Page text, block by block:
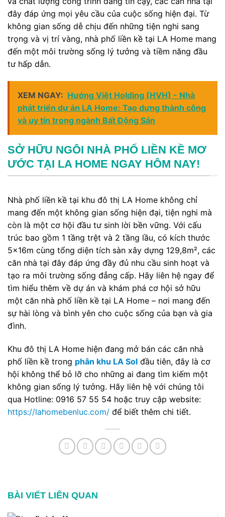
đây đáp ứng mọi yêu cầu của cuộc sống hiện đại. Từ
không gian sống dễ chịu đến những tiện nghi sang
trọng và vị trí vàng, nhà phố liền kề tại LA Home mang
đến một môi trường sống lý tưởng và tiềm năng đầu
tư hấp dẫn.
XEM NGAY: Hướng Việt Holding (HVH) - Nhà
phát triển dự án LA Home: Tạo dựng thành công
và uy tín trong ngành Bất Động Sản
SỞ HỮU NGÔI NHÀ PHỐ LIỀN KỀ MƠ
ƯỚC TẠI LA HOME NGAY HÔM NAY!
Nhà phố liền kề tại khu đô thị LA Home không chỉ
mang đến một không gian sống hiện đại, tiện nghi mà
còn là một cơ hội đầu tư sinh lời bền vững. Với cấu
trúc bao gồm 1 tầng trệt và 2 tầng lầu, có kích thước
5x16m cùng tổng diện tích sàn xây dựng 129,8m², các
căn nhà tại đây đáp ứng đầy đủ nhu cầu sinh hoạt và
tạo ra môi trường sống đẳng cấp. Hãy liên hệ ngay để
tìm hiểu thêm về dự án và khám phá cơ hội sở hữu
một căn nhà phố liền kề tại LA Home – nơi mang đến
sự hài lòng và bình yên cho cuộc sống của bạn và gia
đình.
Khu đô thị LA Home hiện đang mở bán các căn nhà
phố liền kề trong phân khu LA Sol đầu tiên, đây là cơ
hội không thể bỏ lỡ cho những ai đang tìm kiếm một
không gian sống lý tưởng. Hãy liên hệ với chúng tôi
qua Hotline: 0916 57 55 54 hoặc truy cập website:
https://lahomebenluc.com/ để biết thêm chi tiết.
BÀI VIẾT LIÊN QUAN